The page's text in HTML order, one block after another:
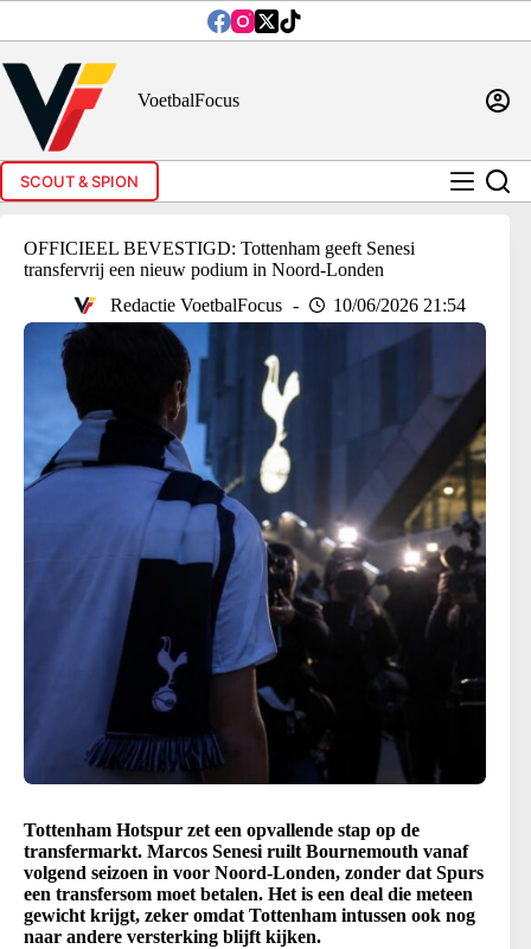
inhoud
VoetbalFocus
SCOUT & SPION
OFFICIEEL BEVESTIGD: Tottenham geeft Senesi
transfervrij een nieuw podium in Noord-Londen
Redactie VoetbalFocus
10/06/2026 21:54
Tottenham Hotspur zet een opvallende stap op de
transfermarkt. Marcos Senesi ruilt Bournemouth vanaf
volgend seizoen in voor Noord-Londen, zonder dat Spurs
een transfersom moet betalen. Het is een deal die meteen
gewicht krijgt, zeker omdat Tottenham intussen ook nog
naar andere versterking blijft kijken.